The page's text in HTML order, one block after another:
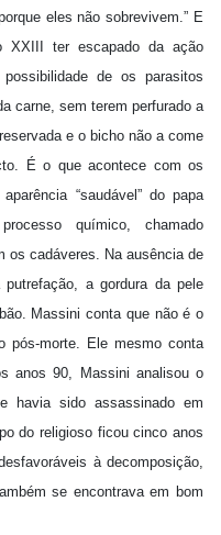
eles não sobrevivem.” E
ter escapado da ação
de os parasitos
carne, sem terem perfurado a
e o bicho não a come
É o que acontece com os
“saudável” do papa
químico, chamado
os cadáveres. Na ausência de
a gordura da pele
Massini conta que não é o
pós-morte. Ele mesmo conta
anos 90, Massini analisou o
havia sido assassinado em
do religioso ficou cinco anos
à decomposição,
se encontrava em bom